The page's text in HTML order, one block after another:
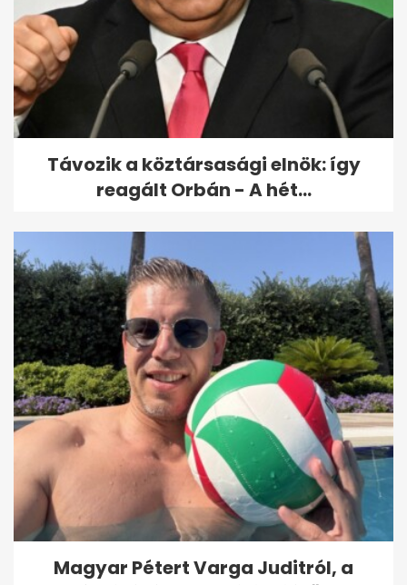
Hat nappal a tanévnyitó előtt
bezáratják Iványi Gáborék...
Távozik a köztársasági elnök: így
reagált Orbán - A hét...
Magyar Pétert Varga Juditról, a